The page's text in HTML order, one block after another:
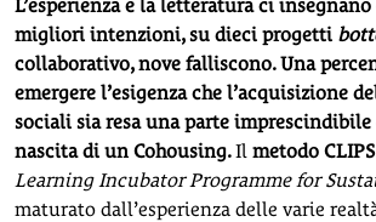
L’esperienza e la letteratura ci
migliori intenzioni, su dieci progetti
collaborativo, nove falliscono. Una
emergere l’esigenza che l’acquisizione
sociali sia resa una parte imprescindibile
nascita di un Cohousing.Il metodo CLIPS
Learning Incubator Programme for
maturato dall’esperienza delle varie